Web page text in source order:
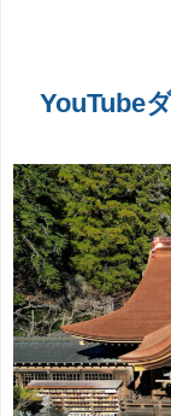
YouTube